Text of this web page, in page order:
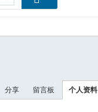
分享 留言板 个人资料